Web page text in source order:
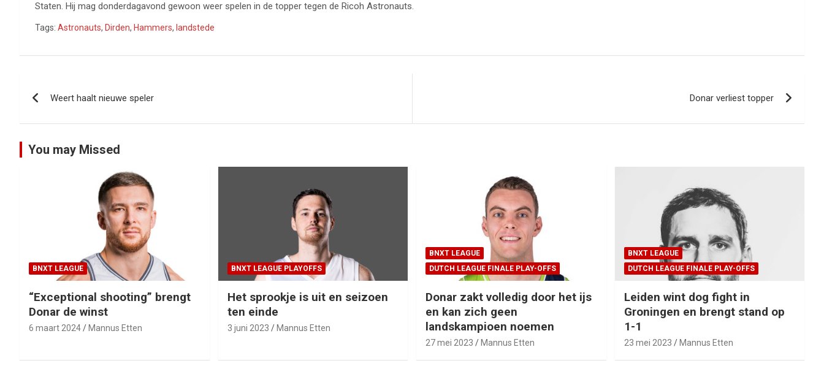
Staten. Hij mag donderdagavond gewoon weer spelen in de topper tegen de Ricoh Astronauts.
Tags: Astronauts, Dirden, Hammers, landstede
navigatie
Weert haalt nieuwe speler Donar verliest topper
You may Missed
BNXT LEAGUE
“Exceptional shooting” brengt
Donar de winst
6 maart 2024 Mannus Etten
BNXT LEAGUE PLAYOFFS
Het sprookje is uit en seizoen
ten einde
3 juni 2023 Mannus Etten
BNXT LEAGUE
DUTCH LEAGUE FINALE PLAY-OFFS
Donar zakt volledig door het ijs
en kan zich geen
landskampioen noemen
27 mei 2023 Mannus Etten
BNXT LEAGUE
DUTCH LEAGUE FINALE PLAY-OFFS
Leiden wint dog fight in
Groningen en brengt stand op
1-1
23 mei 2023 Mannus Etten